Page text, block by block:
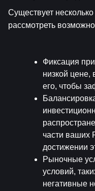
Существует
рассмотреть
Фиксация
низкой цене,
его, чтобы
части ваших
достижении
Рыночные
условий,
негативные